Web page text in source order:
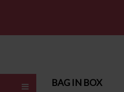
BAG IN BOX